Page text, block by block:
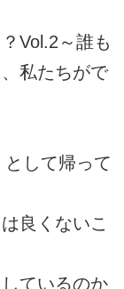
Vol.2～誰も
私たちがで
して帰って
良くないこ
ているのか